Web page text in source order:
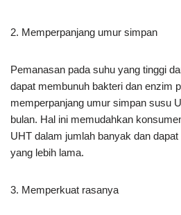
2. Memperpanjang umur simpan
Pemanasan pada suhu yang tinggi
dapat membunuh bakteri dan enzim
memperpanjang umur simpan susu
bulan. Hal ini memudahkan
UHT dalam jumlah banyak dan
yang lebih lama.
3. Memperkuat rasanya